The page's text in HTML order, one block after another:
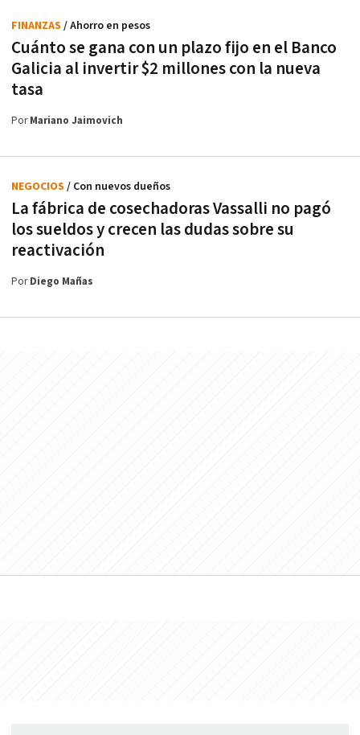
Cuánto se gana con un plazo fijo en el Banco
Galicia al invertir $2 millones con la nueva
tasa
FINANZAS / Ahorro en pesos
PorMariano Jaimovich
La fábrica de cosechadoras Vassalli no pagó
los sueldos y crecen las dudas sobre su
reactivación
NEGOCIOS / Con nuevos dueños
PorDiego Mañas